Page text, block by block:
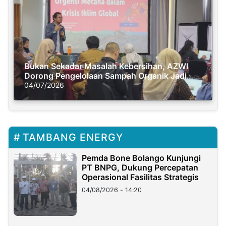
Bukan Sekadar Masalah Kebersihan, AZWI
Dorong Pengelolaan Sampah Organik Jadi
Solusi Krisis Iklim
04/07/2026
TAMBANG ENERGY
Pemda Bone Bolango Kunjungi
PT BNPG, Dukung Percepatan
Operasional Fasilitas Strategis
04/08/2026 - 14:20